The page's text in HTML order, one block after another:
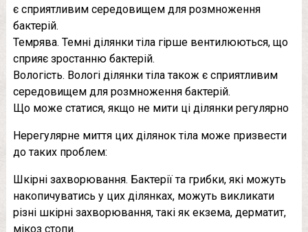
є сприятливим середовищем для розмноження
бактерій.
Темрява. Темні ділянки тіла гірше вентилюються, що
сприяє зростанню бактерій.
Вологість. Вологі ділянки тіла також є сприятливим
середовищем для розмноження бактерій.
Що може статися, якщо не мити ці ділянки регулярно
Нерегулярне миття цих ділянок тіла може призвести
до таких проблем:
Шкірні захворювання. Бактерії та грибки, які можуть
накопичуватись у цих ділянках, можуть викликати
різні шкірні захворювання, такі як екзема, дерматит,
мікоз стопи.